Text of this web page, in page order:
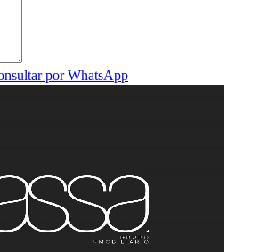
por WhatsApp